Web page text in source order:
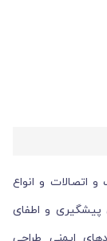
اتصالات و انواع
پیشگیری و اطفای